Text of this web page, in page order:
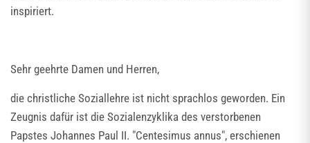
inspiriert.
Sehr geehrte Damen und Herren,
die christliche Soziallehre ist nicht sprachlos geworden. Ein
Zeugnis dafür ist die Sozialenzyklika des verstorbenen
Papstes Johannes Paul II. "Centesimus annus", erschienen